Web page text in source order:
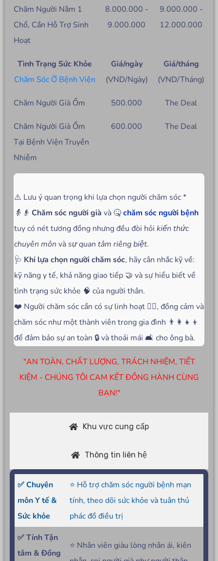
Chăm Người Nằm 1
Chổ, Cần Hỗ Trợ Sinh
Hoạt
8.000.000 -
9.000.000
9.000.000 -
12.000.000
Tình Trạng Sức Khỏe
Chăm Sóc Ở Bệnh Viện
Giá/ngày
(VND/Ngày)
Giá/tháng
(VND/Tháng)
Chăm Người Già Ốm 500.000 The Deal
Chăm Người Già Ốm
Tại Bệnh Viện Truyền
Nhiễm
600.000 The Deal
⚠️ Lưu ý quan trọng khi lựa chọn người chăm sóc *
👵👴 Chăm sóc người già và 🤒chăm sóc người bệnh
tuy có nét tương đồng nhưng đều đòi hỏi kiến thức
chuyên môn vàsự quan tâm riêng biệt.
🩺 Khi lựa chọn người chăm sóc, hãy cân nhắc kỹ về:
kỹ năng y tế, khả năng giao tiếp 🤝 và sự hiểu biết về
tình trạng sức khỏe 🧠 của người thân.
❤️ Người chăm sóc cần có sự linh hoạt 🤹‍♂️, đồng cảm và
chăm sóc như một thành viên trong gia đình 👨‍👩‍👧‍👦
để đảm bảo sự an toàn 🔒 và thoải mái 🛋️ cho ông bà.
"AN TOÀN, CHẤT LƯỢNG, TRÁCH NHIỆM, TIẾT
KIỆM - CHÚNG TÔI CAM KẾT ĐỒNG HÀNH CÙNG
BẠN!"
Khu vực cung cấp
Thông tin liên hệ
✅ Chuyên
môn Y tế &
Sức khỏe
⭐ Hỗ trợ chăm sóc người bệnh mạn
tính, theo dõi sức khỏe và tuân thủ
phác đồ điều trị
✅ Tính Tận
tâm & Đồng
⭐ Nhân viên giàu lòng nhân ái, kiên